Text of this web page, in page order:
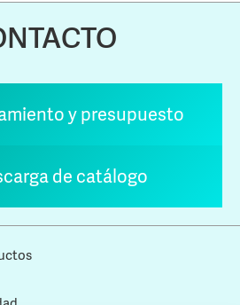
y presupuesto
de catálogo